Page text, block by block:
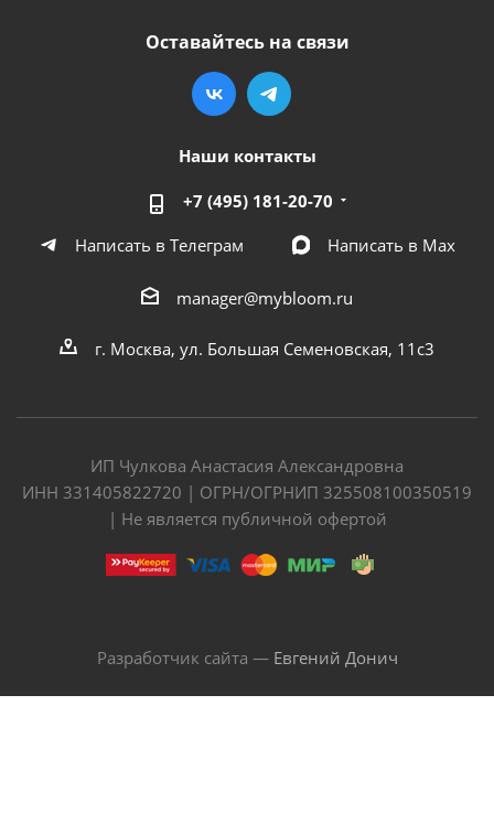
Оставайтесь на связи
Наши контакты
+7 (495) 181-20-70
Написать в Телеграм
Написать в Мах
manager@mybloom.ru
г. Москва, ул. Большая Семеновская, 11с3
ИП Чулкова Анастасия Александровна
ИНН 331405822720 | ОГРН/ОГРНИП 325508100350519
| Не является публичной офертой
Разработчик сайта — Евгений Донич